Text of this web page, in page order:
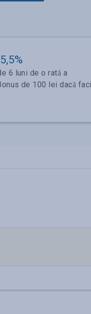
6 luni de o rată a
de 100 lei dacă faci